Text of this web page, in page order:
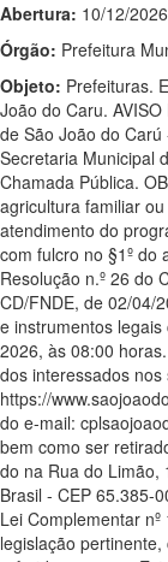
Abertura: 10/12/
Órgão: Prefeitura
Objeto: Prefeituras.
João do Caru.
de São João do
Secretaria Municipal
Chamada Pública.
agricultura familiar
atendimento do
com fulcro no §1º do
Resolução n.º 26 do
CD/FNDE, de 02/04/
e instrumentos
2026, às 08:00
dos interessados nos
https://
do e-mail:
bem como ser
do na Rua do Limão,
Brasil - CEP 65.385-
Lei Complementar
legislação